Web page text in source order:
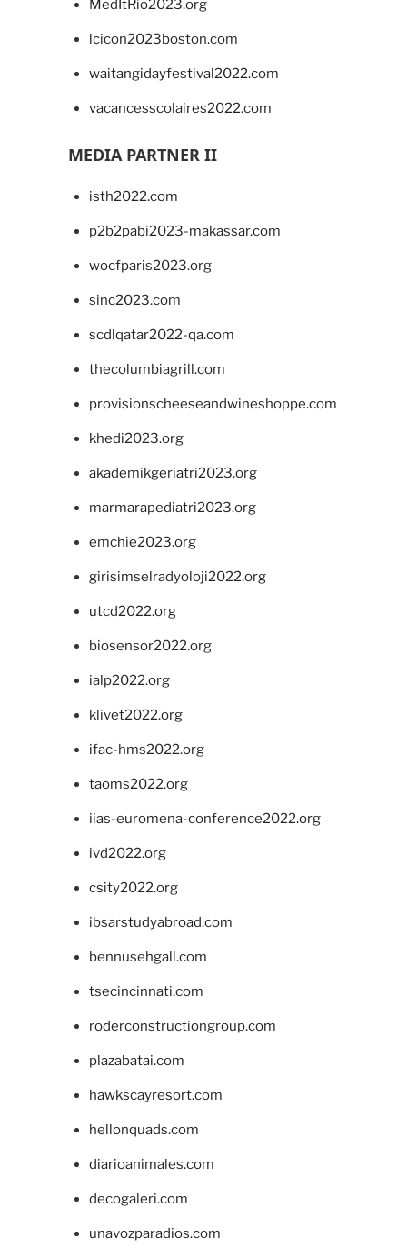
MedItRio2023.org
lcicon2023boston.com
waitangidayfestival2022.com
vacancesscolaires2022.com
MEDIA PARTNER II
isth2022.com
p2b2pabi2023-makassar.com
wocfparis2023.org
sinc2023.com
scdlqatar2022-qa.com
thecolumbiagrill.com
provisionscheeseandwineshoppe.com
khedi2023.org
akademikgeriatri2023.org
marmarapediatri2023.org
emchie2023.org
girisimselradyoloji2022.org
utcd2022.org
biosensor2022.org
ialp2022.org
klivet2022.org
ifac-hms2022.org
taoms2022.org
iias-euromena-conference2022.org
ivd2022.org
csity2022.org
ibsarstudyabroad.com
bennusehgall.com
tsecincinnati.com
roderconstructiongroup.com
plazabatai.com
hawkscayresort.com
hellonquads.com
diarioanimales.com
decogaleri.com
unavozparadios.com